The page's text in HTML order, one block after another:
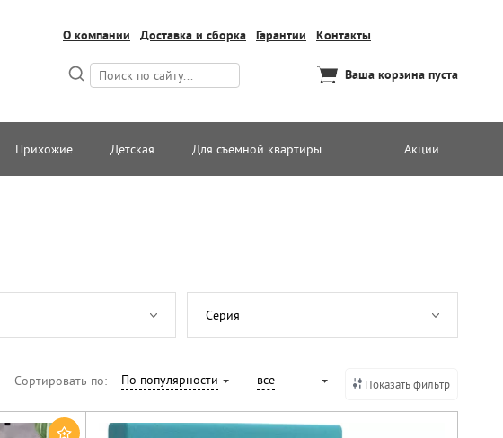
О компании Доставка и сборка Гарантии Контакты
Ваша корзина пуста
Прихожие Детская Для съемной квартиры Акции
Серия
Сортировать по: По популярности все Показать фильтр